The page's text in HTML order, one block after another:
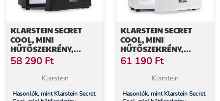
KLARSTEIN SECRET
COOL, MINI
HŰTŐSZEKRÉNY,
MINIBÁR, 13 LITER, G
ENERGIAHATÉKONYSÁGI
OSZTÁLY, FEKETE
58 290 Ft
Klarstein
Hasonlók, mint Klarstein Secret
KLARSTEIN SECRET
COOL, MINI
HŰTŐSZEKRÉNY,
MINIBÁR, 13 LITER, G
ENERGIAHATÉKONYSÁGI
OSZTÁLY, FEHÉR
61 190 Ft
Klarstein
Hasonlók, mint Klarstein Secret